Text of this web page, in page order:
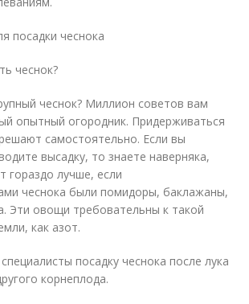
посадки чеснока
чеснок?
чеснок? Миллион советов вам
опытный огородник. Придерживаться
самостоятельно. Если вы
высадку, то знаете наверняка,
гораздо лучше, если
чеснока были помидоры, баклажаны,
Эти овощи требовательны к такой
как азот.
посадку чеснока после лука
корнеплода.